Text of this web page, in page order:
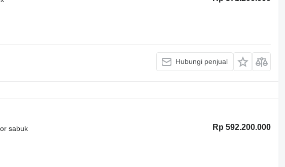
Hubungi penjual
Rp 592.200.000
sabuk